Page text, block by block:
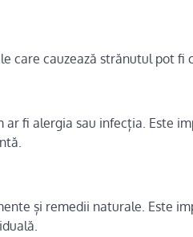
care cauzează strănutul pot fi
fi alergia sau infecția. Este
și remedii naturale. Este